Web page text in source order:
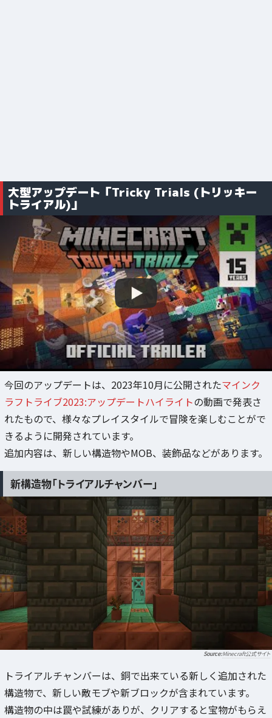
大型アップデート「Tricky Trials (トリッキー
トライアル)」
今回のアップデートは、2023年10月に公開されたマインク
ラフトライブ2023:アップデートハイライトの動画で発表さ
れたもので、様々なプレイスタイルで冒険を楽しむことがで
きるように開発されています。
追加内容は、新しい構造物やMOB、装飾品などがあります。
新構造物「トライアルチャンバー」
Minecraft公式サイト
トライアルチャンバーは、銅で出来ている新しく追加された
構造物で、新しい敵モブや新ブロックが含まれています。
構造物の中は罠や試練がありが、クリアすると宝物がもらえ